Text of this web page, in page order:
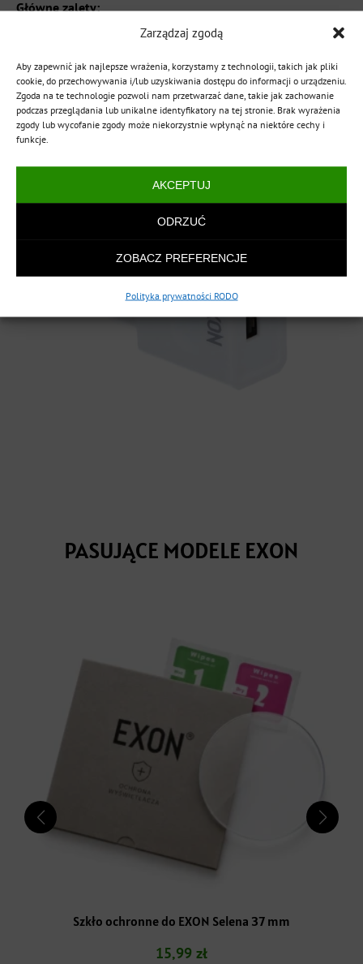
Zarządzaj zgodą
Aby zapewnić jak najlepsze wrażenia, korzystamy z technologii, takich jak pliki
cookie, do przechowywania i/lub uzyskiwania dostępu do informacji o urządzeniu.
Zgoda na te technologie pozwoli nam przetwarzać dane, takie jak zachowanie
podczas przeglądania lub unikalne identyfikatory na tej stronie. Brak wyrażenia
zgody lub wycofanie zgody może niekorzystnie wpłynąć na niektóre cechy i
funkcje.
AKCEPTUJ
ODRZUĆ
ZOBACZ PREFERENCJE
Polityka prywatności RODO
Główne zalety:
Oszczędność energii
Kompaktowy rozmiar
Łatwość użytkowania
PASUJĄCE MODELE EXON
Bransoleta stalowa mesh Exon 20 mm – złota
49,99